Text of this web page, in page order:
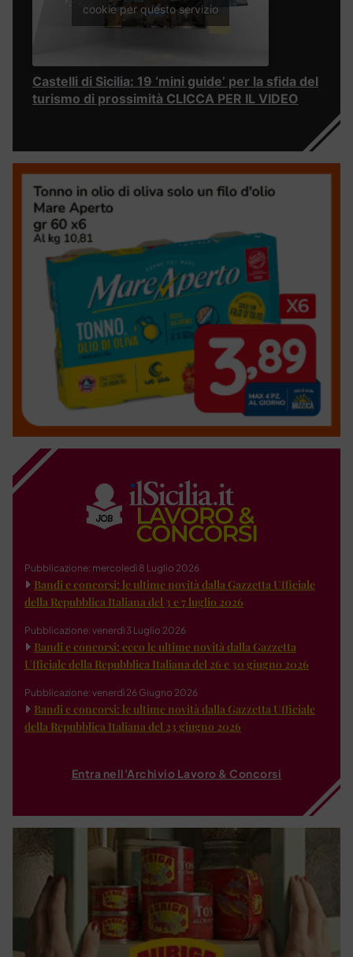
cookie per questo servizio
Castelli di Sicilia: 19 ‘mini guide’ per la sfida del
turismo di prossimità CLICCA PER IL VIDEO
Pubblicazione: mercoledì 8 Luglio 2026
Bandi e concorsi: le ultime novità dalla Gazzetta Ufficiale
della Repubblica Italiana del 3 e 7 luglio 2026
Pubblicazione: venerdì 3 Luglio 2026
Bandi e concorsi: ecco le ultime novità dalla Gazzetta
Ufficiale della Repubblica Italiana del 26 e 30 giugno 2026
Pubblicazione: venerdì 26 Giugno 2026
Bandi e concorsi: le ultime novità dalla Gazzetta Ufficiale
della Repubblica Italiana del 23 giugno 2026
Entra nell'Archivio Lavoro & Concorsi